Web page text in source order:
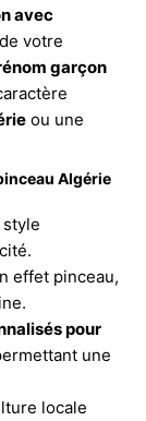
avec
votre
garçon
ou une
Algérie
effet pinceau,
pour
une
locale